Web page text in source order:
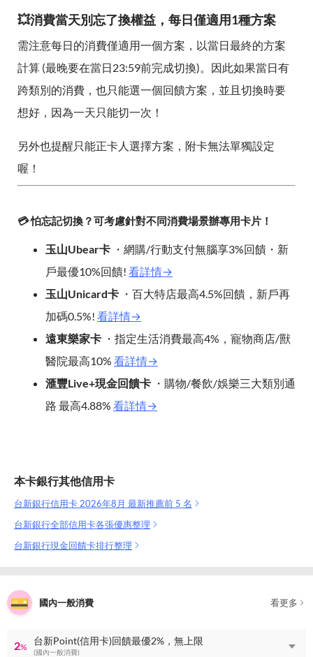
💥消費當天別忘了換權益，每日僅適用1種方案
需注意每日的消費僅適用一個方案，以當日最終的方案
計算 (最晚要在當日23:59前完成切換)。因此如果當日有
跨類別的消費，也只能選一個回饋方案，並且切換時要
想好，因為一天只能切一次！
另外也提醒只能正卡人選擇方案，附卡無法單獨設定
喔！
💳 怕忘記切換？可考慮針對不同消費場景辦專用卡片！
玉山Ubear卡 ・網購/行動支付無腦享3%回饋・新
戶最優10%回饋! 看詳情→
玉山Unicard卡 ・百大特店最高4.5%回饋，新戶再
加碼0.5%! 看詳情→
遠東樂家卡 ・指定生活消費最高4%，寵物商店/獸
醫院最高10% 看詳情→
滙豐Live+現金回饋卡 ・購物/餐飲/娛樂三大類別通
路 最高4.88% 看詳情→
本卡銀行其他信用卡
台新銀行信用卡 2026年8月 最新推薦前 5 名
台新銀行全部信用卡各張優惠整理
台新銀行現金回饋卡排行整理
國內一般消費 看更多
2%
台新Point(信用卡)回饋最優2%，無上限
(國內一般消費)